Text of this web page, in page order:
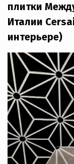
плитки
Италии
интерьере)